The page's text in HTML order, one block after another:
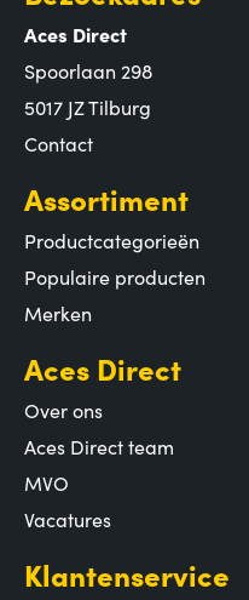
Aces Direct
Spoorlaan 298
5017 JZ Tilburg
Contact
Assortiment
Productcategorieën
Populaire producten
Merken
Aces Direct
Over ons
Aces Direct team
MVO
Vacatures
Klantenservice